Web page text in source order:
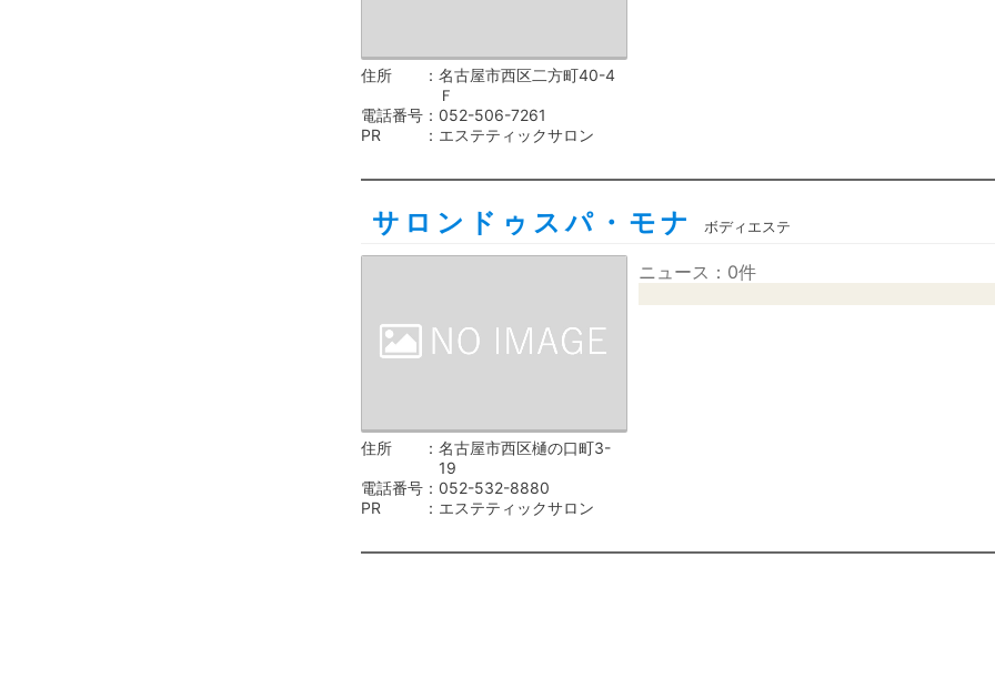
住所
名古屋市西区二方町40-4
Ｆ
電話番号
052-506-7261
PR
エステティックサロン
サロンドゥスパ・モナ ボディエステ
住所
名古屋市西区樋の口町3-
19
電話番号
052-532-8880
PR
エステティックサロン
ニュース：0件